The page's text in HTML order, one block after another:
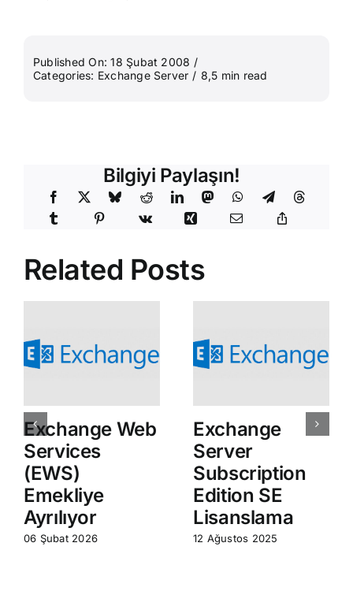
Published On: 18 Şubat 2008 /
Categories: Exchange Server / 8,5 min read
Bilgiyi Paylaşın!
Related Posts
Exchange Web
Services
(EWS)
Emekliye
Ayrılıyor
06 Şubat 2026
Exchange
Server
Subscription
Edition SE
Lisanslama
12 Ağustos 2025